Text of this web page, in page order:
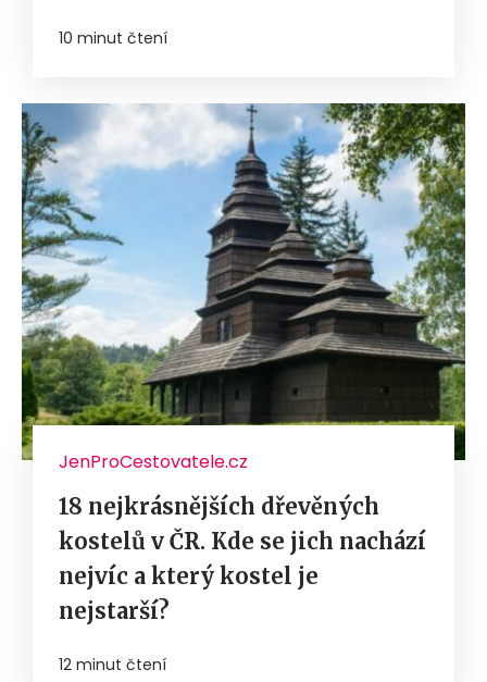
10 minut čtení
JenProCestovatele.cz
18 nejkrásnějších dřevěných
kostelů v ČR. Kde se jich nachází
nejvíc a který kostel je
nejstarší?
12 minut čtení